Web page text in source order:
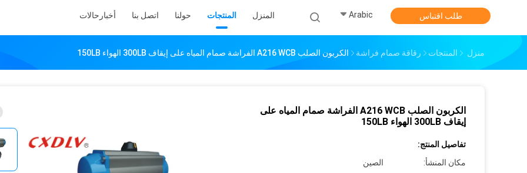
المنزل المنتجات حولنا اتصل بنا أخبار حالات Arabic طلب اقتباس
منزل المنتجات رقاقة صمام فراشة الكربون الصلب A216 WCB الفراشة صمام المياه على إيقاف 300LB الهواء 150LB
الكربون الصلب A216 WCB الفراشة صمام المياه على
إيقاف 300LB الهواء 150LB
تفاصيل المنتج:
مكان المنشأ:
الصين